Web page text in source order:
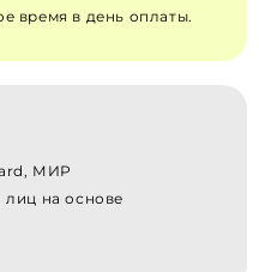
время в день оплаты.
МИР
лиц на основе